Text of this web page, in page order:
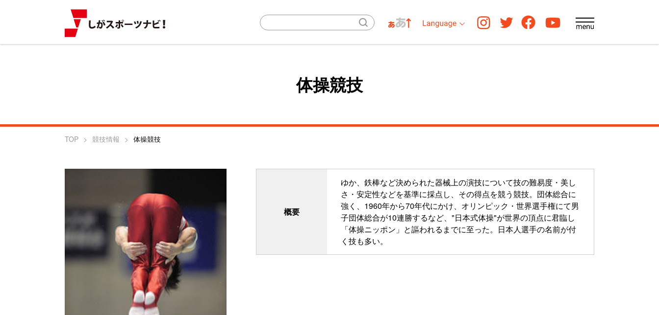
体操競技
TOP 競技情報 体操競技
概要
ゆか、鉄棒など決められた器械上の演技について技の難易度・美し
さ・安定性などを基準に採点し、その得点を競う競技。団体総合に
強く、1960年から70年代にかけ、オリンピック・世界選手権にて男
子団体総合が10連勝するなど、"日本式体操"が世界の頂点に君臨し
「体操ニッポン」と謳われるまでに至った。日本人選手の名前が付
く技も多い。